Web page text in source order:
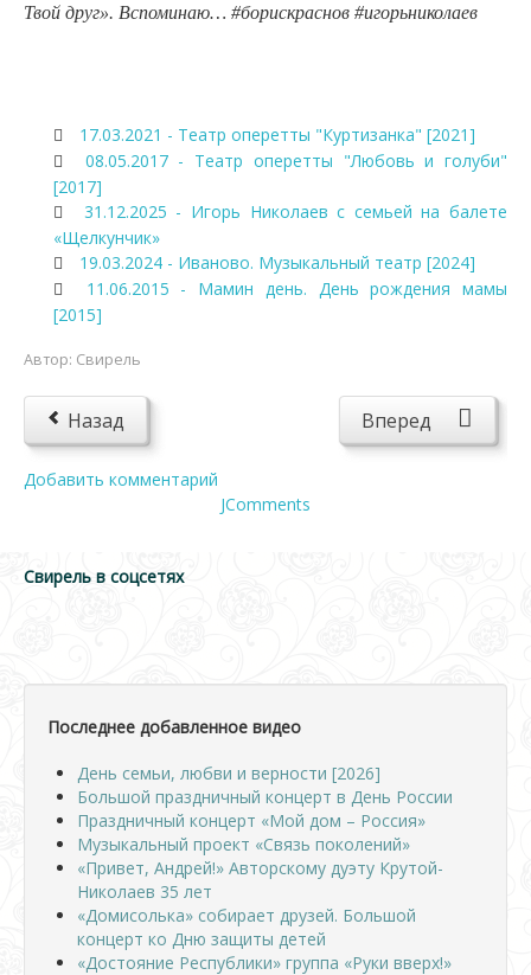
Твой друг». Вспоминаю… #борискраснов #игорьниколаев
17.03.2021 - Театр оперетты "Куртизанка" [2021]
08.05.2017 - Театр оперетты "Любовь и голуби"
[2017]
31.12.2025 - Игорь Николаев с семьей на балете
«Щелкунчик»
19.03.2024 - Иваново. Музыкальный театр [2024]
11.06.2015 - Мамин день. День рождения мамы
[2015]
Автор: Свирель
Назад Вперед
Добавить комментарий
JComments
Свирель в соцсетях
Последнее добавленное видео
День семьи, любви и верности [2026]
Большой праздничный концерт в День России
Праздничный концерт «Мой дом – Россия»
Музыкальный проект «Связь поколений»
«Привет, Андрей!» Авторскому дуэту Крутой-
Николаев 35 лет
«Домисолька» собирает друзей. Большой
концерт ко Дню защиты детей
«Достояние Республики» группа «Руки вверх!»